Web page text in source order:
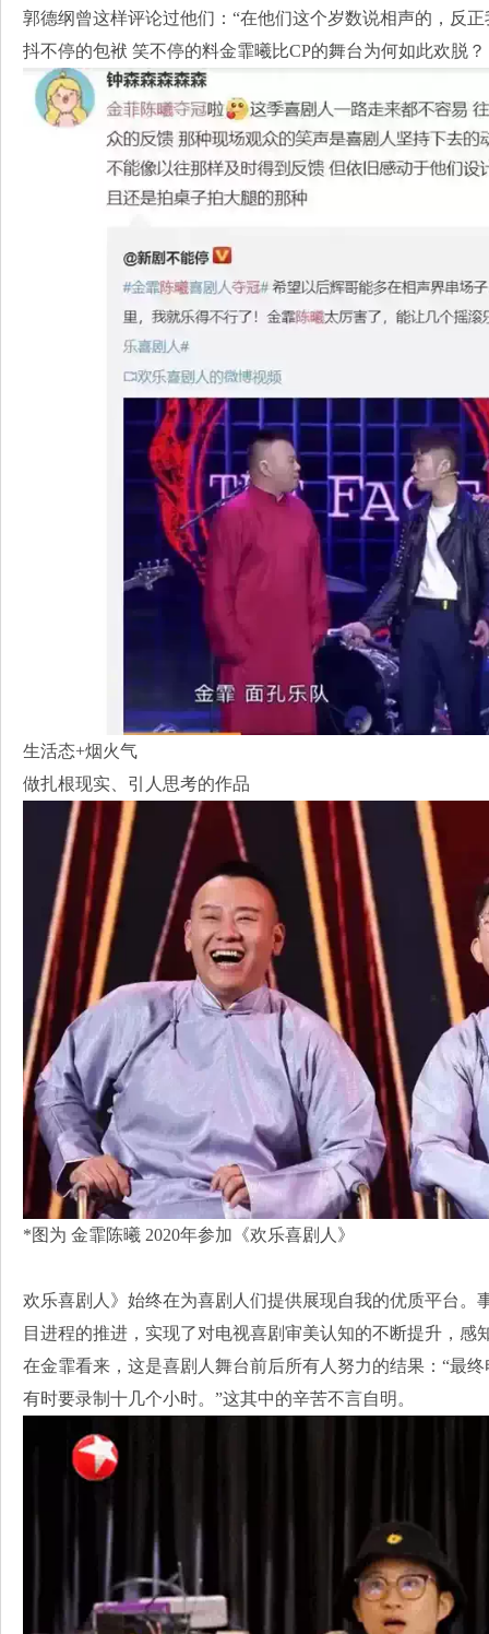
郭德纲曾这样评论过他们：“在他们这个岁数说相声的，反
抖不停的包袱 笑不停的料金霏曦比CP的舞台为何如此欢脱？
生活态+烟火气
做扎根现实、引人思考的作品
*图为 金霏陈曦 2020年参加《欢乐喜剧人》
欢乐喜剧人》始终在为喜剧人们提供展现自我的优质平台。
目进程的推进，实现了对电视喜剧审美认知的不断提升，感
在金霏看来，这是喜剧人舞台前后所有人努力的结果：“最
有时要录制十几个小时。”这其中的辛苦不言自明。